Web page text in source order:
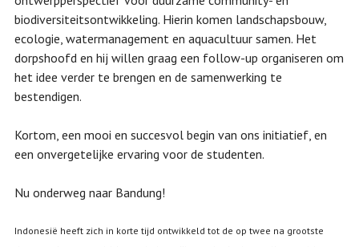
biodiversiteitsontwikkeling. Hierin komen landschapsbouw,
ecologie, watermanagement en aquacultuur samen. Het
dorpshoofd en hij willen graag een follow-up organiseren om
het idee verder te brengen en de samenwerking te
bestendigen.
Kortom, een mooi en succesvol begin van ons initiatief, en
een onvergetelijke ervaring voor de studenten.
Nu onderweg naar Bandung!
Indonesië heeft zich in korte tijd ontwikkeld tot de op twee na grootste